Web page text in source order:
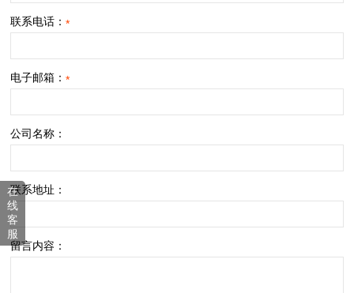
联系电话：*
电子邮箱：*
公司名称：
联系地址：
留言内容：
在
线
客
服